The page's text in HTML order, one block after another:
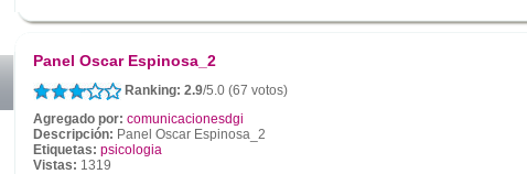
Panel Oscar Espinosa_2
Ranking: 2.9/5.0 (67 votos)
Agregado por: comunicacionesdgi
Descripción: Panel Oscar Espinosa_2
Etiquetas: psicologia
Vistas: 1319